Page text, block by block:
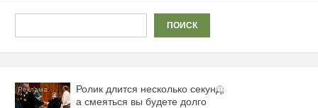
ПОИСК
i
Ролик длится несколько секунд,
а смеяться вы будете долго